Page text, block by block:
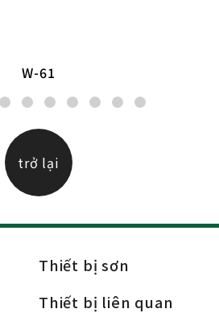
W-61
trở lại
Thiết bị sơn
Thiết bị liên quan